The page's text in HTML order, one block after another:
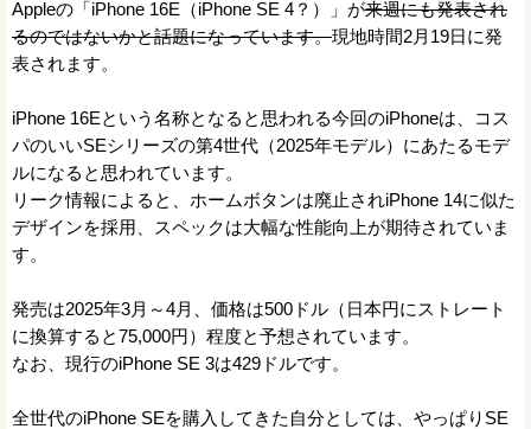
Appleの「iPhone 16E（iPhone SE 4？）」が来週にも発表され
るのではないかと話題になっています。現地時間2月19日に発
表されます。
iPhone 16Eという名称となると思われる今回のiPhoneは、コス
パのいいSEシリーズの第4世代（2025年モデル）にあたるモデ
ルになると思われています。
リーク情報によると、ホームボタンは廃止されiPhone 14に似た
デザインを採用、スペックは大幅な性能向上が期待されていま
す。
発売は2025年3月～4月、価格は500ドル（日本円にストレート
に換算すると75,000円）程度と予想されています。
なお、現行のiPhone SE 3は429ドルです。
全世代のiPhone SEを購入してきた自分としては、やっぱりSE